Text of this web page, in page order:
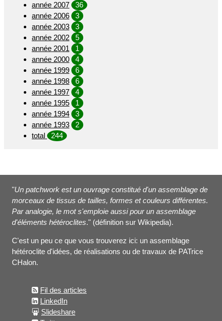
année 2007
36
année 2006
3
année 2003
3
année 2002
5
année 2001
1
année 2000
4
année 1999
6
année 1998
6
année 1997
4
année 1995
1
année 1994
3
année 1993
2
total
244
"Un patchwork est un ouvrage constitué d'un assemblage de
morceaux de tissus de tailles, formes et couleurs différentes.
Par analogie, le mot s'emploie aussi pour un assemblage
d'éléments hétéroclites." (définition sur Wikipedia).
C'est un peu ce que vous trouverez ici: un assemblage
hétéroclite d'idées, de réalisations ou de travaux de PATrice
CHalon.
Fil des articles
LinkedIn
Slideshare